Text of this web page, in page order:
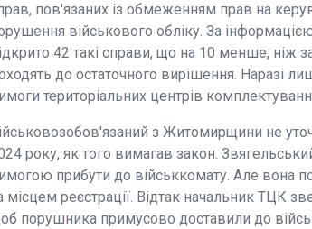
пов'язаних із обмеженням прав на
військового обліку. За
42 такі справи, що на 10 менше, ніж
до остаточного вирішення. Наразі
територіальних центрів
з Житомирщини не
року, як того вимагав закон.
прибути до військкомату. Але вона
місцем реєстрації. Відтак начальник ТЦК
порушника примусово доставили до